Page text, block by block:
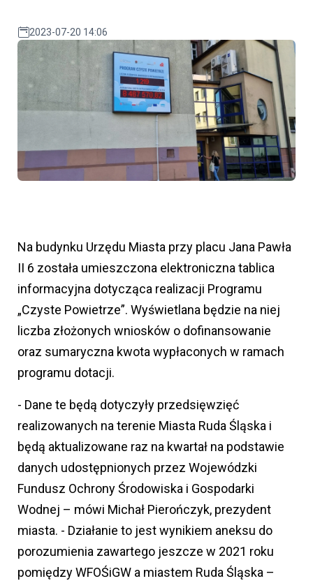
2023-07-20 14:06
Na budynku Urzędu Miasta przy placu Jana Pawła
II 6 została umieszczona elektroniczna tablica
informacyjna dotycząca realizacji Programu
„Czyste Powietrze”. Wyświetlana będzie na niej
liczba złożonych wniosków o dofinansowanie
oraz sumaryczna kwota wypłaconych w ramach
programu dotacji.
- Dane te będą dotyczyły przedsięwzięć
realizowanych na terenie Miasta Ruda Śląska i
będą aktualizowane raz na kwartał na podstawie
danych udostępnionych przez Wojewódzki
Fundusz Ochrony Środowiska i Gospodarki
Wodnej – mówi Michał Pierończyk, prezydent
miasta. - Działanie to jest wynikiem aneksu do
porozumienia zawartego jeszcze w 2021 roku
pomiędzy WFOŚiGW a miastem Ruda Śląska –